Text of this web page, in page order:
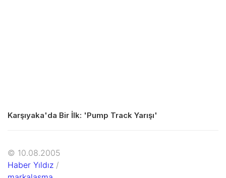
Karşıyaka'da Bir İlk: 'Pump Track Yarışı'
© 10.08.2005
Haber Yıldız /